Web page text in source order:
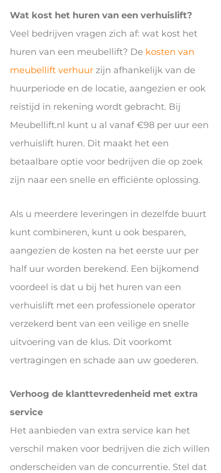
Wat kost het huren van een verhuislift?
Veel bedrijven vragen zich af: wat kost het
huren van een meubellift? De kosten van
meubellift verhuur zijn afhankelijk van de
huurperiode en de locatie, aangezien er ook
reistijd in rekening wordt gebracht. Bij
Meubellift.nl kunt u al vanaf €98 per uur een
verhuislift huren. Dit maakt het een
betaalbare optie voor bedrijven die op zoek
zijn naar een snelle en efficiënte oplossing.
Als u meerdere leveringen in dezelfde buurt
kunt combineren, kunt u ook besparen,
aangezien de kosten na het eerste uur per
half uur worden berekend. Een bijkomend
voordeel is dat u bij het huren van een
verhuislift met een professionele operator
verzekerd bent van een veilige en snelle
uitvoering van de klus. Dit voorkomt
vertragingen en schade aan uw goederen.
Verhoog de klanttevredenheid met extra
service
Het aanbieden van extra service kan het
verschil maken voor bedrijven die zich willen
onderscheiden van de concurrentie. Stel dat